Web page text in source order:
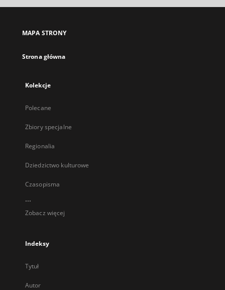
MAPA STRONY
Strona główna
Kolekcje
Polecane
Zbiory specjalne
Regionalia
Dziedzictwo kulturowe
Czasopisma
...
Zobacz więcej
Indeksy
Tytuł
Autor